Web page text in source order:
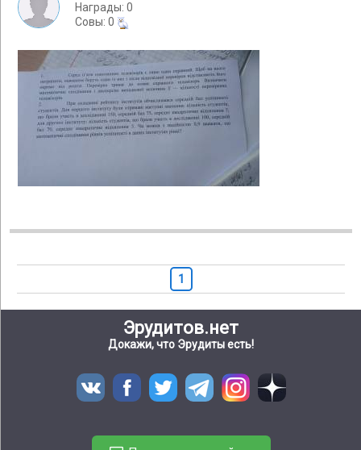
Награды: 0
Cовы: 0
1
Эрудитов.нет
Докажи, что Эрудиты есть!